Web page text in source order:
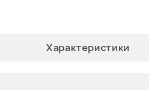
Характеристики